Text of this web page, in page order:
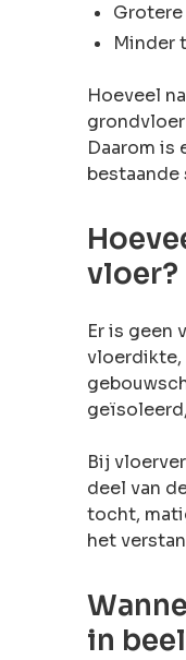
Minder
Hoeveel
Daarom is
vloer?
Er is geen
vloerdikte,
Bij
deel van
tocht,
het
in